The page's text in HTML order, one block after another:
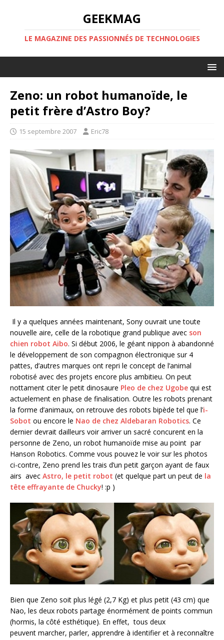
GEEKMAG
LE MAGAZINE DES PASSIONNÉS DE TECHNOLOGIES
Zeno: un robot humanoïde, le
petit frère d’Astro Boy?
15 septembre 2007 Eric78
Il y a quelques années maintenant, Sony ouvrait une toute
nouvelle aire, celle de la robotique grand publique avec son
chien robot Aibo. Si début 2006, le géant nippon à abandonné
le développement de son compagnon électronique sur 4
pattes, d’autres marques ont repri le concept de l’animal
robotisé avec des projets encore plus ambitieu. On peut
nottament citer le petit dinosaure Pleo de chez Ugobe qui est
actuelement en phase de finalisation. Outre les robots prenant
la forme d’animaux, on retrouve des robots bipède tel que l’i-
Sobot ou encore le Nao de chez Aldebaran Robotics. Ce
dernier devrait dailleurs voir arriver un sacré concurent en la
personne de Zeno, un robot humanoïde mise au point par
Hanson Robotics. Comme vous pouvez le voir sur les photos
ci-contre, Zeno prend les trais d’un petit garçon ayant de faux
airs avec Astro, le petit robot (et quelque part un peut de la
tête effrayante de Chucky! :p )
Bien que Zeno soit plus légé (2,7 Kg) et plus petit (43 cm) que
Nao, les deux robots partage énormément de points commun
(hormis, la côté esthétique). En effet, tous deux
peuvent marcher, parler, apprendre à identifier et à reconnaître